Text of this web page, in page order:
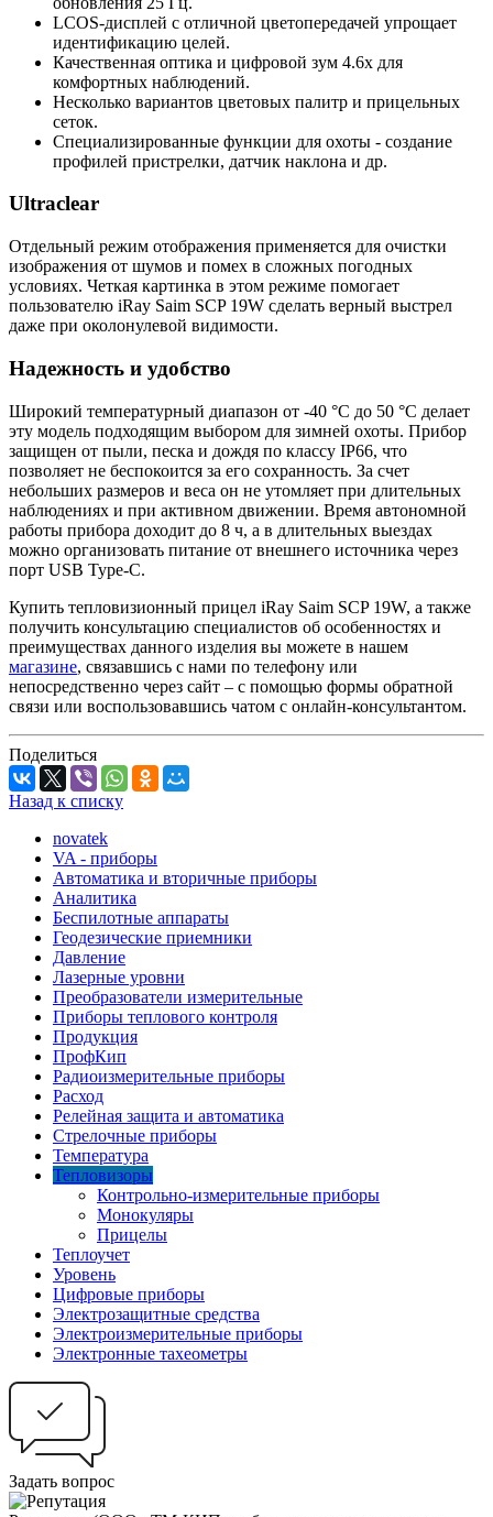
LCOS-дисплей с отличной цветопередачей упрощает
идентификацию целей.
Качественная оптика и цифровой зум 4.6x для
комфортных наблюдений.
Несколько вариантов цветовых палитр и прицельных
сеток.
Специализированные функции для охоты - создание
профилей пристрелки, датчик наклона и др.
Ultraclear
Отдельный режим отображения применяется для очистки
изображения от шумов и помех в сложных погодных
условиях. Четкая картинка в этом режиме помогает
пользователю iRay Saim SCP 19W сделать верный выстрел
даже при околонулевой видимости.
Надежность и удобство
Широкий температурный диапазон от -40 °C до 50 °C делает
эту модель подходящим выбором для зимней охоты. Прибор
защищен от пыли, песка и дождя по классу IP66, что
позволяет не беспокоится за его сохранность. За счет
небольших размеров и веса он не утомляет при длительных
наблюдениях и при активном движении. Время автономной
работы прибора доходит до 8 ч, а в длительных выездах
можно организовать питание от внешнего источника через
порт USB Type-C.
Купить тепловизионный прицел iRay Saim SCP 19W, а также
получить консультацию специалистов об особенностях и
преимуществах данного изделия вы можете в нашем
магазине, связавшись с нами по телефону или
непосредственно через сайт – с помощью формы обратной
связи или воспользовавшись чатом с онлайн-консультантом.
Поделиться
Назад к списку
novatek
VA - приборы
Автоматика и вторичные приборы
Аналитика
Беспилотные аппараты
Геодезические приемники
Давление
Лазерные уровни
Преобразователи измерительные
Приборы теплового контроля
Продукция
ПрофКип
Радиоизмерительные приборы
Расход
Релейная защита и автоматика
Стрелочные приборы
Температура
Тепловизоры
Контрольно-измерительные приборы
Монокуляры
Прицелы
Теплоучет
Уровень
Цифровые приборы
Электрозащитные средства
Электроизмерительные приборы
Электронные тахеометры
Задать вопрос